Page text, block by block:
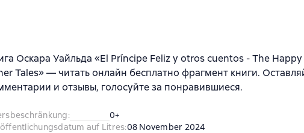
Оскара Уайльда «El Príncipe Feliz y otros cuentos - The
Tales» — читать онлайн бесплатно фрагмент книги.
и отзывы, голосуйте за понравившиеся.
:
0+
auf Litres:08 November 2024